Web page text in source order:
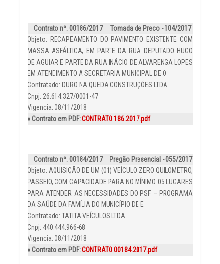
Contrato nº. 00186/2017
Tomada de Preco - 104/2017
Objeto: RECAPEAMENTO DO PAVIMENTO EXISTENTE COM
MASSA ASFÁLTICA, EM PARTE DA RUA DEPUTADO HUGO
DE AGUIAR E PARTE DA RUA INÁCIO DE ALVARENGA LOPES
EM ATENDIMENTO A SECRETARIA MUNICIPAL DE O
Contratado: DURO NA QUEDA CONSTRUÇÕES LTDA
Cnpj: 26.614.327/0001-47
Vigencia: 08/11/2018
» Contrato em PDF:CONTRATO 186.2017.pdf
Contrato nº. 00184/2017
Pregão Presencial - 055/2017
Objeto: AQUISIÇÃO DE UM (01) VEÍCULO ZERO QUILOMETRO,
PASSEIO, COM CAPACIDADE PARA NO MÍNIMO 05 LUGARES
PARA ATENDER AS NECESSIDADES DO PSF – PROGRAMA
DA SAÚDE DA FAMÍLIA DO MUNICÍPIO DE E
Contratado: TATITA VEÍCULOS LTDA
Cnpj: 440.444.966-68
Vigencia: 08/11/2018
» Contrato em PDF:CONTRATO 00184.2017.pdf